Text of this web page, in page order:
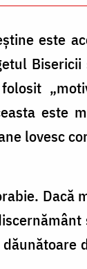
este
este
lovesc
Dacă